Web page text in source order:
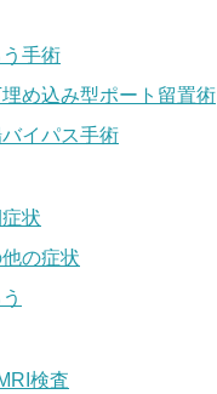
手術
埋め込み型ポート留置術
イパス手術
状
の症状
検査